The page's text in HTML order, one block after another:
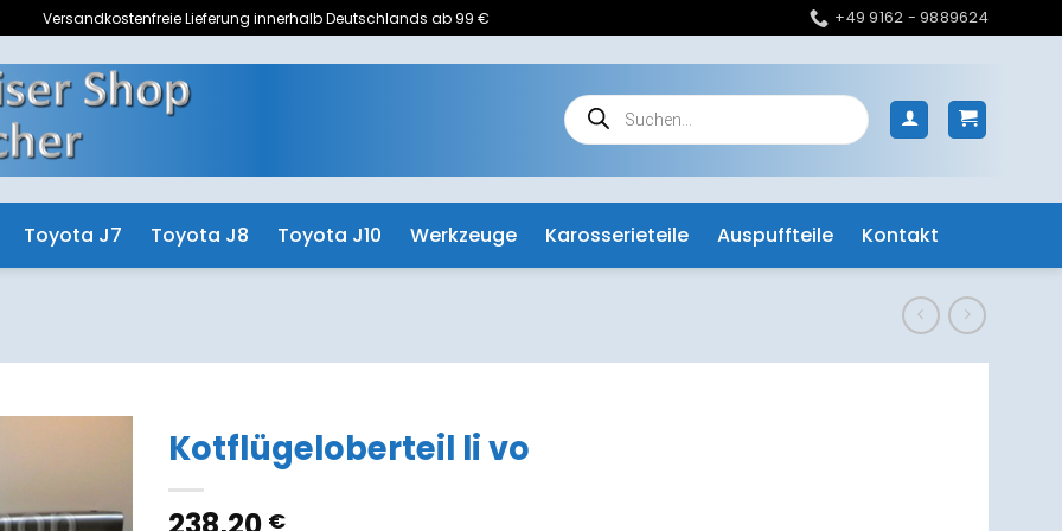
Versandkostenfreie Lieferung innerhalb Deutschlands ab 99 € +49 9162 - 9889624
Products
search
Toyota J7 Toyota J8 Toyota J10 Werkzeuge Karosserieteile Auspuffteile Kontakt
Merkzettel
Kotflügeloberteil li vo
€